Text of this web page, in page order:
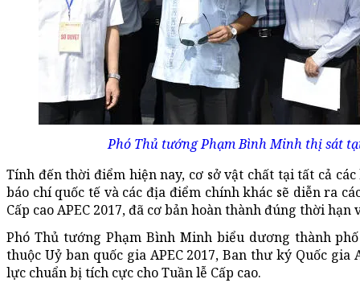
Phó Thủ tướng Phạm Bình Minh thị sát
Tính đến thời điểm hiện nay, cơ sở vật chất tại tất cả
báo chí quốc tế và các địa điểm chính khác sẽ diễn ra
Cấp cao APEC 2017, đã cơ bản hoàn thành đúng thời hạn
Phó Thủ tướng Phạm Bình Minh biểu dương thành
thuộc Uỷ ban quốc gia APEC 2017, Ban thư ký Quốc gia
lực chuẩn bị tích cực cho Tuần lễ Cấp cao.